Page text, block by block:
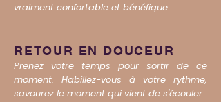
vraiment confortable et bénéfique.
RETOUR EN DOUCEUR
Prenez votre temps pour sortir de ce
moment. Habillez-vous à votre rythme,
savourez le moment qui vient de s'écouler.